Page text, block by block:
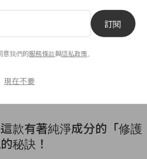
款有著純淨成分的「修護
秘訣！
訂閱
意我們的服務條款與隱私政策
現在不要